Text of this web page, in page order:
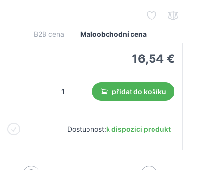
B2B cena Maloobchodní cena
16,54 €
přidat do košíku
Dostupnost:k dispozici produkt